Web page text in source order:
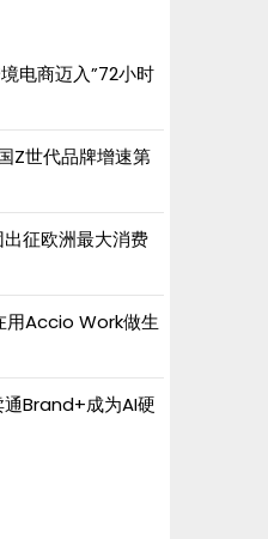
电商迈入”72小时
Z世代品牌增速第
征欧洲最大消费
用Accio Work做生
Brand+成为AI硬